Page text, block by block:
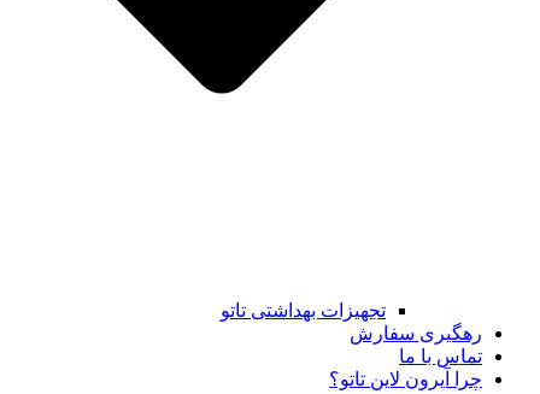
تجهیزات بهداشتی تاتو
رهگیری سفارش
تماس با ما
چرا آیرون لاین تاتو؟